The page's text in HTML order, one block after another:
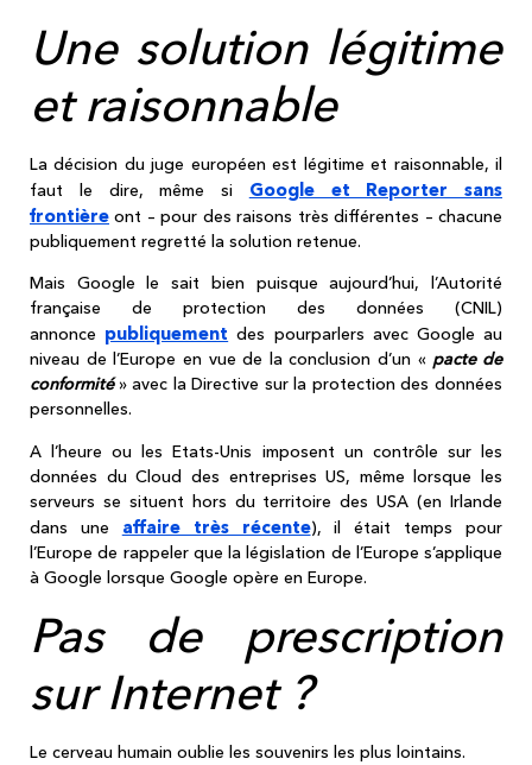
Une solution légitime
et raisonnable
La décision du juge européen est légitime et raisonnable, il
faut le dire, même si Google et Reporter sans
frontière ont – pour des raisons très différentes – chacune
publiquement regretté la solution retenue.
Mais Google le sait bien puisque aujourd’hui, l’Autorité
française de protection des données (CNIL)
annonce publiquement des pourparlers avec Google au
niveau de l’Europe en vue de la conclusion d’un « pacte de
conformité» avec la Directive sur la protection des données
personnelles.
A l’heure ou les Etats-Unis imposent un contrôle sur les
données du Cloud des entreprises US, même lorsque les
serveurs se situent hors du territoire des USA (en Irlande
dans une affaire très récente), il était temps pour
l’Europe de rappeler que la législation de l’Europe s’applique
à Google lorsque Google opère en Europe.
Pas de prescription
sur Internet ?
Le cerveau humain oublie les souvenirs les plus lointains.